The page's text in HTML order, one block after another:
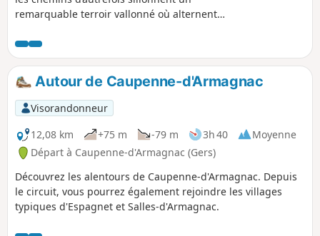
remarquable terroir vallonné où alternent
Autour de Caupenne-d'Armagnac
Visorandonneur
12,08 km
+75 m -79 m 3h 40
Moyenne
Départ à Caupenne-d'Armagnac (Gers)
Découvrez les alentours de Caupenne-d'Armagnac. Depuis
le circuit, vous pourrez également rejoindre les villages
typiques d'Espagnet et Salles-d'Armagnac.